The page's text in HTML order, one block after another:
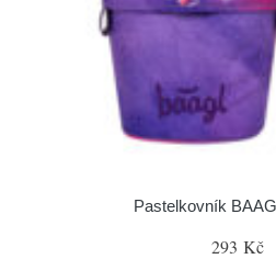
Pastelkovník
293 Kč